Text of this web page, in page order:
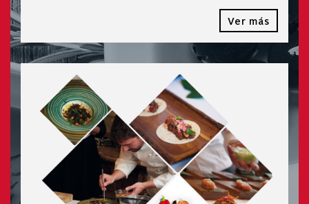
Ver más